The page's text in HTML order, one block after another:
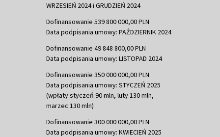
WRZESIEŃ 2024 i GRUDZIEŃ 2024
Dofinansowanie 539 800 000,00 PLN
Data podpisania umowy: PAŹDZIERNIK 2024
Dofinansowanie 49 848 800,00 PLN
Data podpisania umowy: LISTOPAD 2024
Dofinansowanie 350 000 000,00 PLN
Data podpisania umowy: STYCZEŃ 2025
(wpłaty styczeń 90 mln, luty 130 mln,
marzec 130 mln)
Dofinansowanie 300 000 000,00 PLN
Data podpisania umowy: KWIECIEŃ 2025